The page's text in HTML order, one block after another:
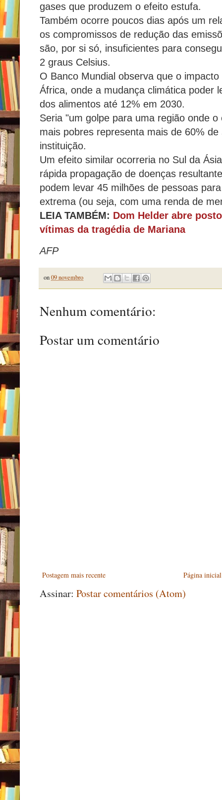
gases que produzem o efeito estufa.
Também ocorre poucos dias após um
os compromissos de redução das
são, por si só, insuficientes para
2 graus Celsius.
O Banco Mundial observa que o
África, onde a mudança climática poder
dos alimentos até 12% em 2030.
Seria "um golpe para uma região onde
mais pobres representa mais de 60%
instituição.
Um efeito similar ocorreria no Sul da
rápida propagação de doenças
podem levar 45 milhões de pessoas
extrema (ou seja, com uma renda de
LEIA TAMBÉM: Dom Helder abre
vítimas da tragédia de Mariana
AFP
on09 novembro
Nenhum comentário:
Postar um comentário
Postagem mais recente Página inicial
Assinar: Postar comentários (Atom)